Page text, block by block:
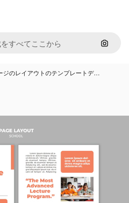
画像で
ジのレイアウトのテンプレートデ…